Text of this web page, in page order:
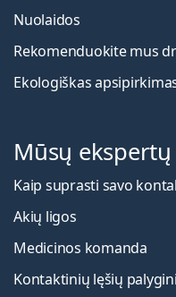
Nuolaidos
Rekomenduokite mus
Ekologiškas
Mūsų
Kaip suprasti savo
Akių ligos
Medicinos komanda
Kontaktinių lęšių